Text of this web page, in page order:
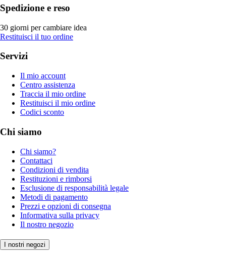
Spedizione e reso
30 giorni per cambiare idea
Restituisci il tuo ordine
Servizi
Il mio account
Centro assistenza
Traccia il mio ordine
Restituisci il mio ordine
Codici sconto
Chi siamo
Chi siamo?
Contattaci
Condizioni di vendita
Restituzioni e rimborsi
Esclusione di responsabilità legale
Metodi di pagamento
Prezzi e opzioni di consegna
Informativa sulla privacy
Il nostro negozio
I nostri negozi